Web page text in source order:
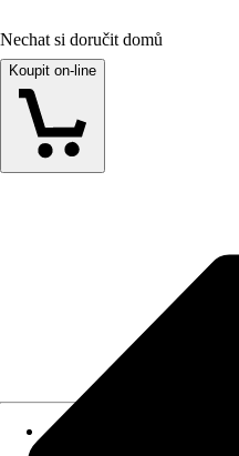
Nechat si doručit domů
Koupit on-line